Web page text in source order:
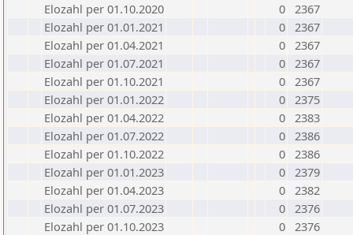
Elozahl per 01.10.2020
0 2367
Elozahl per 01.01.2021
0 2367
Elozahl per 01.04.2021
0 2367
Elozahl per 01.07.2021
0 2367
Elozahl per 01.10.2021
0 2367
Elozahl per 01.01.2022
0 2375
Elozahl per 01.04.2022
0 2383
Elozahl per 01.07.2022
0 2386
Elozahl per 01.10.2022
0 2386
Elozahl per 01.01.2023
0 2379
Elozahl per 01.04.2023
0 2382
Elozahl per 01.07.2023
0 2376
Elozahl per 01.10.2023
0 2376